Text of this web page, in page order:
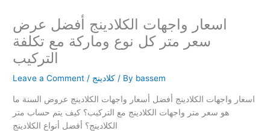
اسعار واجهات الكلادينج أفضل عرض
سعر متر كل نوع وماركة مع تكلفة
التركيب
Leave a Comment / كلادينج / By bassem
اسعار واجهات الكلادينج أفضل أسعار واجهات الكلادينج عروض السنة ما
هو سعر متر واجهات الكلادينج مع التركيب؟ كيف يتم حساب متر
الكلادينج؟ أفضل أنواع الكلادينج